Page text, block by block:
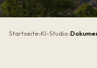
Startseite KI-Studio